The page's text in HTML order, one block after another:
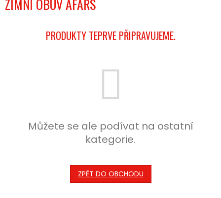
ZIMNÍ OBUV AFARS
PRODUKTY TEPRVE PŘIPRAVUJEME.
Můžete se ale podívat na ostatní
kategorie.
ZPĚT DO OBCHODU